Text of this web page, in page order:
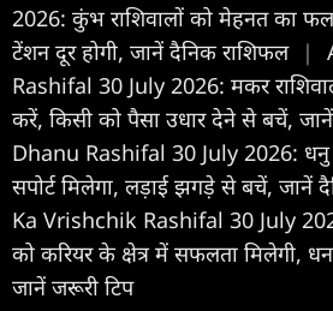
2026: कुंभ राशिवालों को मेहनत का फल
टेंशन दूर होगी, जानें दैनिक राशिफल |
Rashifal 30 July 2026: मकर
करें, किसी को पैसा उधार देने से बचें,
Dhanu Rashifal 30 July 2026: धनु
सपोर्ट मिलेगा, लड़ाई झगड़े से बचें, जानें
Ka Vrishchik Rashifal 30 July
को करियर के क्षेत्र में सफलता मिलेगी,
जानें जरूरी टिप